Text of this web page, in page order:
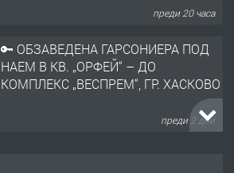
преди 20 часа
🔑 ОБЗАВЕДЕНА ГАРСОНИЕРА ПОД
НАЕМ В КВ. „ОРФЕЙ“ – ДО
КОМПЛЕКС „ВЕСПРЕМ“, ГР. ХАСКОВО
преди 2 дни